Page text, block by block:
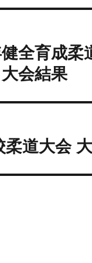
全育成
会結果
道大会